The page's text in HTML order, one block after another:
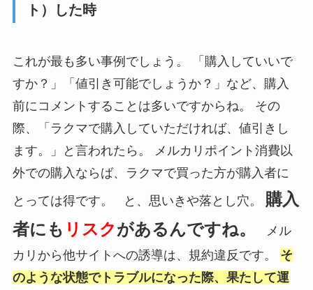
ト）した時
これが最も多い事例でしょう。 「購入していいで
すか？」「値引き可能でしょうか？」など、購入
前にコメントすることは多いですからね。 その
際、「ラクマで購入していただければ、値引きし
ます。」と言われたら。 メルカリポイント消費以
外での購入ならば、ラクマで買った方が購入者に
とっては得です。 と、思いきや落とし穴。 購入
者にも リスクがあるんですね。
メル
カリから他サイトへの誘導は、規約違反です。 そ
のような状態でトラブルになった際、果たして運